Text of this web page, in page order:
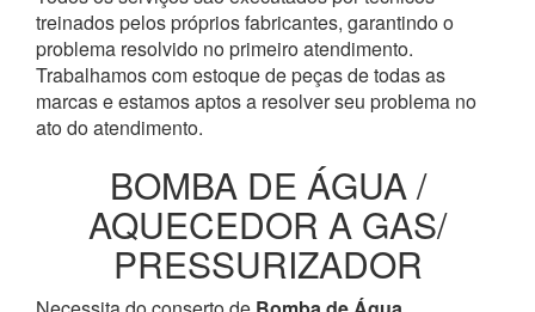
treinados pelos próprios fabricantes, garantindo o
problema resolvido no primeiro atendimento.
Trabalhamos com estoque de peças de todas as
marcas e estamos aptos a resolver seu problema no
ato do atendimento.
BOMBA DE ÁGUA /
AQUECEDOR A GAS/
PRESSURIZADOR